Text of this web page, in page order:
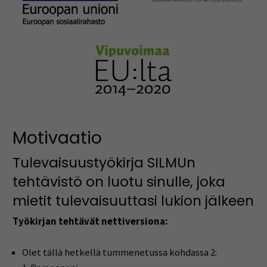
Motivaatio
Tulevaisuustyökirja SILMUn
tehtävistö on luotu sinulle, joka
mietit tulevaisuuttasi lukion jälkeen
Työkirjan tehtävät nettiversiona:
Olet tällä hetkellä tummenetussa kohdassa 2: